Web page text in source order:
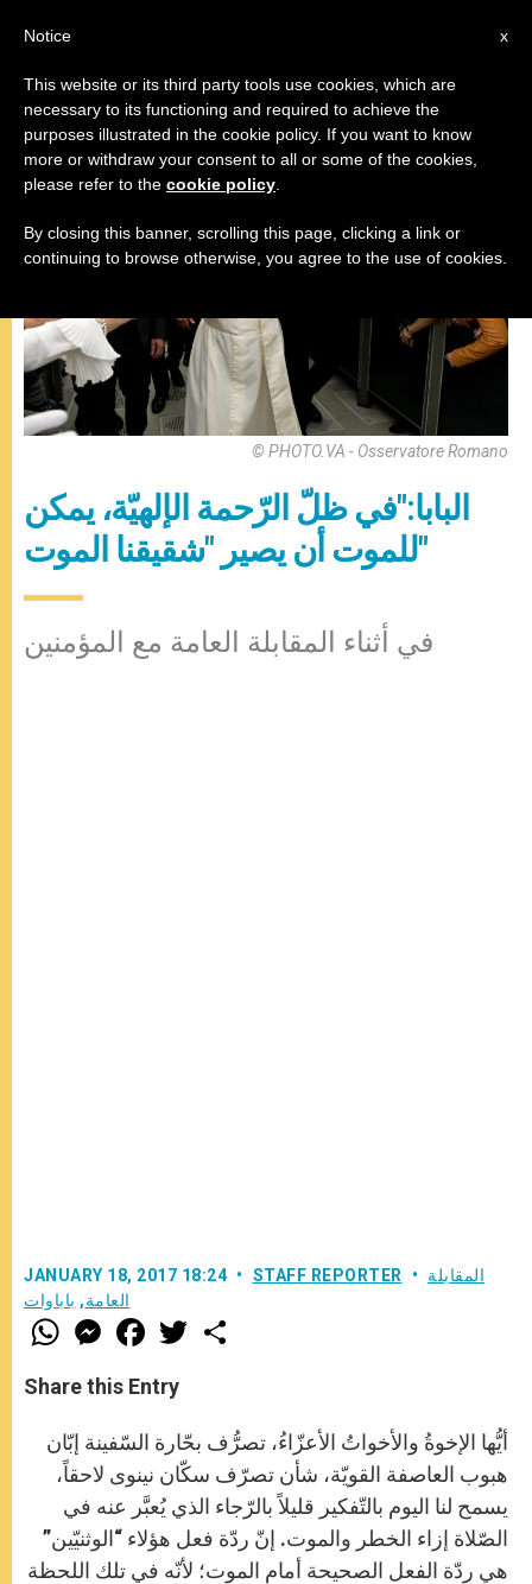
المقابلة العامة,باباوات
© PHOTO.VA - Osservatore Romano
البابا:"في ظلّ الرّحمة الإلهيّة، يمكن
للموت أن يصير "شقيقنا الموت"
في أثناء المقابلة العامة مع المؤمنين
JANUARY 18, 2017 18:24 STAFF REPORTER
المقابلة
العامة, باباوات
W
h
t
s
p
p
M
e
s
e
g
e
r
F
a
e
b
o
k
w
Share this Entry
أيُّها الإخوةُ والأخواتُ الأعزّاءُ، تصرُّف بحّارة السّفينة إبّان
هبوب العاصفة القويّة، شأن تصرّف سكّان نينوى لاحقاً،
يسمح لنا اليوم بالتّفكير قليلاً بالرّجاء الذي يُعبَّر عنه في
الصّلاة إزاء الخطر والموت. إنّ ردّة فعل هؤلاء “الوثنيّين”
هي ردّة الفعل الصحيحة أمام الموت؛ لأنّه في تلك اللحظة
x
Notice
This website or its third party tools use cookies, which are
necessary to its functioning and required to achieve the
purposes illustrated in the cookie policy. If you want to know
more or withdraw your consent to all or some of the cookies,
please refer to the cookie policy
By closing this banner, scrolling this page, clicking a link or
continuing to browse otherwise, you agree to the use of cookies.